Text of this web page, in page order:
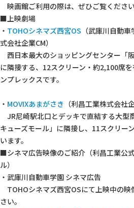
映画館ご利用の際は、ぜひご覧ください
■上映劇場
・ TOHOシネマズ西宮OS （武庫川自動
式会社企業CM）
西日本最大のショッピングセンター「
に隣接する、12スクリーン・約2,100席
ンプレックスです。
・ MOVIXあまがさき （利昌工業株式会社
JR尼崎駅北口とデッキで直結する大型
キューズモール」に隣接し、11スクリー
います。
■シネマ広告映像のご紹介（利昌工業公
ル）
・武庫川自動車学園 シネマ広告
TOHOシネマズ西宮OSにて上映中の映
さい。